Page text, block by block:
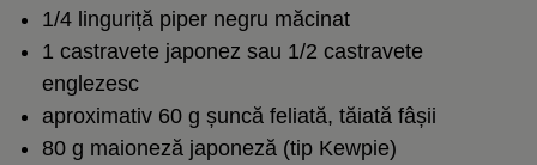
1/4 linguriță piper negru măcinat
1 castravete japonez sau 1/2 castravete
englezesc
aproximativ 60 g șuncă feliată, tăiată fâșii
80 g maioneză japoneză (tip Kewpie)